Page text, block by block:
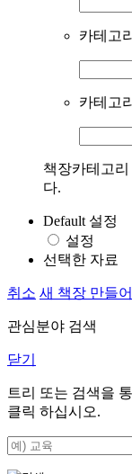
카테고리
카테고리
책장카테고
다.
Default 설정
설정
선택한 자료
취소 새 책장 만들
관심분야 검색
닫기
트리 또는 검색을
클릭 하십시오.